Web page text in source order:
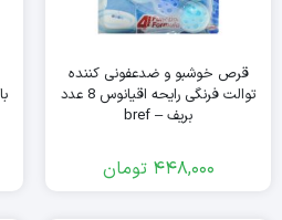
قرص خوشبو و ضدعفونی کننده
توالت فرنگی رایحه اقیانوس 8 عدد
بریف – bref
448,000 تومان